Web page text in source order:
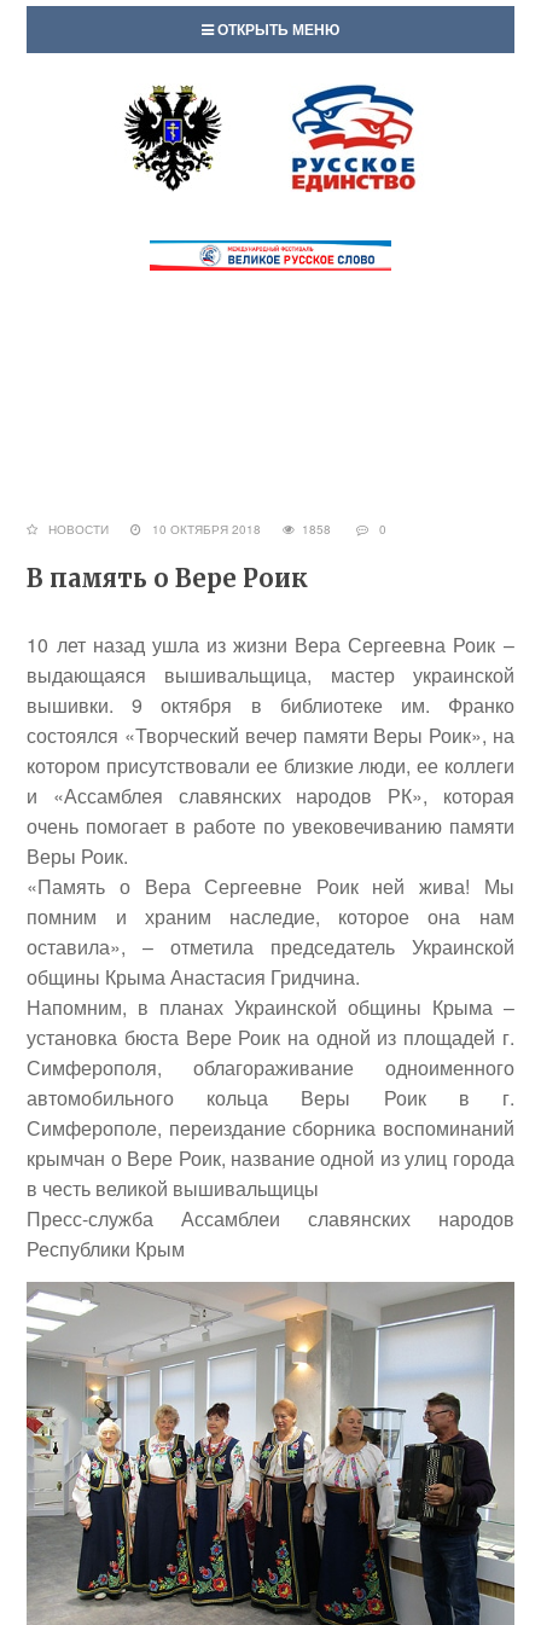
ОТКРЫТЬ МЕНЮ
НОВОСТИ 10 ОКТЯБРЯ 2018 1858 0
В память о Вере Роик
10 лет назад ушла из жизни Вера Сергеевна Роик –
выдающаяся вышивальщица, мастер украинской
вышивки. 9 октября в библиотеке им. Франко
состоялся «Творческий вечер памяти Веры Роик», на
котором присутствовали ее близкие люди, ее коллеги
и «Ассамблея славянских народов РК», которая
очень помогает в работе по увековечиванию памяти
Веры Роик.
«Память о Вера Сергеевне Роик ней жива! Мы
помним и храним наследие, которое она нам
оставила», – отметила председатель Украинской
общины КрымаАнастасия Гридчина.
Напомним, в планах Украинской общины Крыма –
установка бюста Вере Роик на одной из площадей г.
Симферополя, облагораживание одноименного
автомобильного кольца Веры Роик в г.
Симферополе, переиздание сборника воспоминаний
крымчан о Вере Роик, название одной из улиц города
в честь великой вышивальщицы
Пресс-служба Ассамблеи славянских народов
Республики Крым